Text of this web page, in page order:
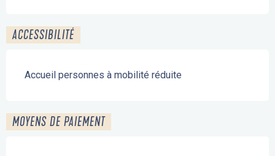
ACCESSIBILITÉ
Accueil personnes à mobilité réduite
MOYENS DE PAIEMENT